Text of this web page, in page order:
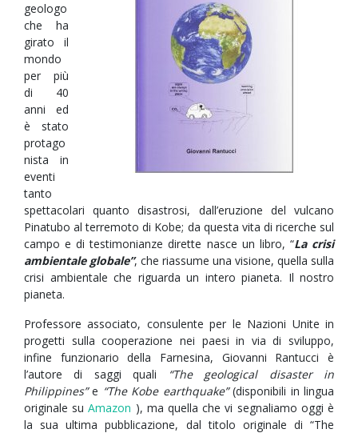
geologo
che ha
girato il
mondo
per più
di 40
anni ed
è stato
protago
nista in
eventi
tanto
spettacolari quanto disastrosi, dall’eruzione del vulcano
Pinatubo al terremoto di Kobe; da questa vita di ricerche sul
campo e di testimonianze dirette nasce un libro, “La crisi
ambientale globale”, che riassume una visione, quella sulla
crisi ambientale che riguarda un intero pianeta. Il nostro
pianeta.
Professore associato, consulente per le Nazioni Unite in
progetti sulla cooperazione nei paesi in via di sviluppo,
infine funzionario della Farnesina, Giovanni Rantucci è
l’autore di saggi quali
“The geological disaster in
Philippines”e “The Kobe earthquake”(disponibili in lingua
originale suAmazon ), ma quella che vi segnaliamo oggi è
la sua ultima pubblicazione, dal titolo originale di “The